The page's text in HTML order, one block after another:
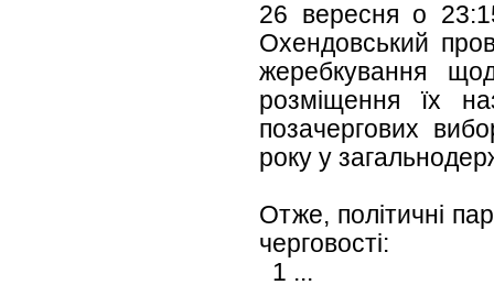
26 вересня о
Охендовський
жеребкування
розміщення їх
позачергових
року у
Отже, політичні
черговості:
1 ...